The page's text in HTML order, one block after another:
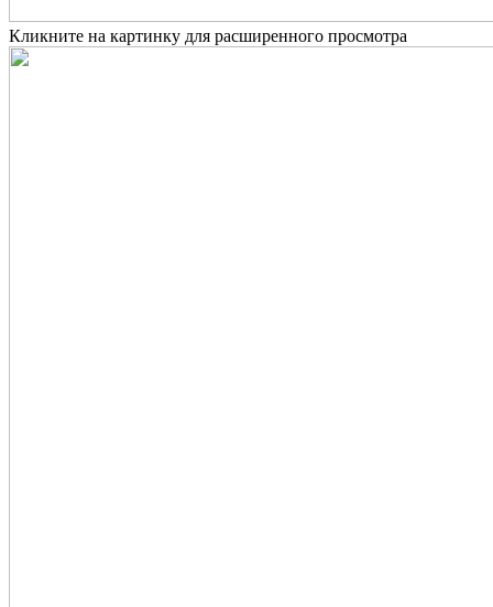
Кликните на картинку для расширенного просмотра